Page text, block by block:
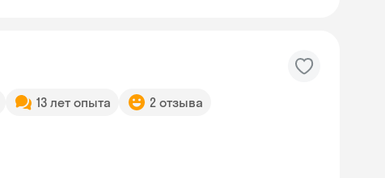
13 лет опыта 2 отзыва